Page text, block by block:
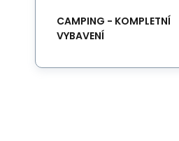
CAMPING - KOMPLETNÍ
VYBAVENÍ